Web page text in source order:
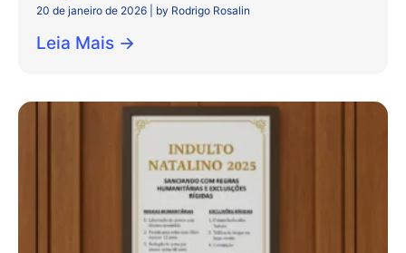
20 de janeiro de 2026 by Rodrigo Rosalin
Leia Mais →